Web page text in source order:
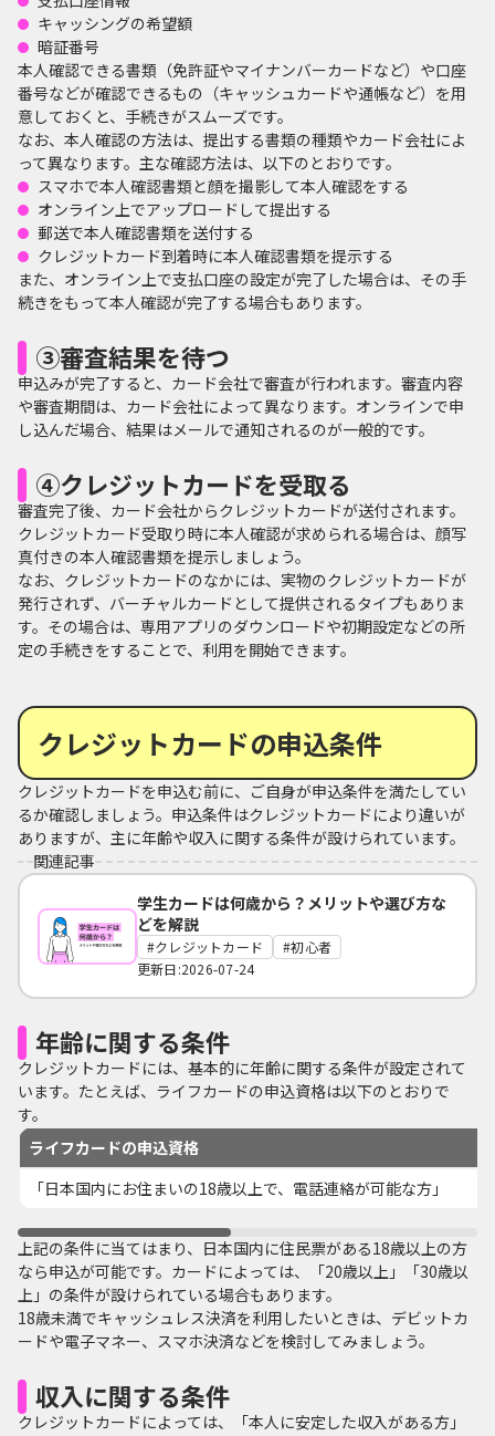
キャッシングの希望額
暗証番号
本人確認できる書類（免許証やマイナンバーカードなど）や口座
番号などが確認できるもの（キャッシュカードや通帳など）を用
意しておくと、手続きがスムーズです。
なお、本人確認の方法は、提出する書類の種類やカード会社によ
って異なります。主な確認方法は、以下のとおりです。
スマホで本人確認書類と顔を撮影して本人確認をする
オンライン上でアップロードして提出する
郵送で本人確認書類を送付する
クレジットカード到着時に本人確認書類を提示する
また、オンライン上で支払口座の設定が完了した場合は、その手
続きをもって本人確認が完了する場合もあります。
③審査結果を待つ
申込みが完了すると、カード会社で審査が行われます。審査内容
や審査期間は、カード会社によって異なります。オンラインで申
し込んだ場合、結果はメールで通知されるのが一般的です。
④クレジットカードを受取る
審査完了後、カード会社からクレジットカードが送付されます。
クレジットカード受取り時に本人確認が求められる場合は、顔写
真付きの本人確認書類を提示しましょう。
なお、クレジットカードのなかには、実物のクレジットカードが
発行されず、バーチャルカードとして提供されるタイプもありま
す。その場合は、専用アプリのダウンロードや初期設定などの所
定の手続きをすることで、利用を開始できます。
クレジットカードの申込条件
クレジットカードを申込む前に、ご自身が申込条件を満たしてい
るか確認しましょう。申込条件はクレジットカードにより違いが
ありますが、主に年齢や収入に関する条件が設けられています。
関連記事
学生カードは何歳から？メリットや選び方な
どを解説
クレジットカード
初心者
更新日:2026-07-24
年齢に関する条件
クレジットカードには、基本的に年齢に関する条件が設定されて
います。たとえば、ライフカードの申込資格は以下のとおりで
す。
ライフカードの申込資格
「日本国内にお住まいの18歳以上で、電話連絡が可能な方」
上記の条件に当てはまり、日本国内に住民票がある18歳以上の方
なら申込が可能です。カードによっては、「20歳以上」「30歳以
上」の条件が設けられている場合もあります。
18歳未満でキャッシュレス決済を利用したいときは、デビットカ
ードや電子マネー、スマホ決済などを検討してみましょう。
収入に関する条件
クレジットカードによっては、「本人に安定した収入がある方」